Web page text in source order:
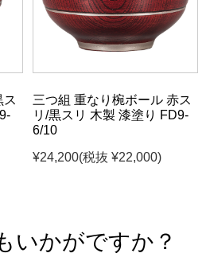
ス
三つ組 重なり椀ボール 赤ス
リ/黒スリ 木製 漆塗り FD9-
6/10
¥24,200(税抜 ¥22,000)
いかがですか？